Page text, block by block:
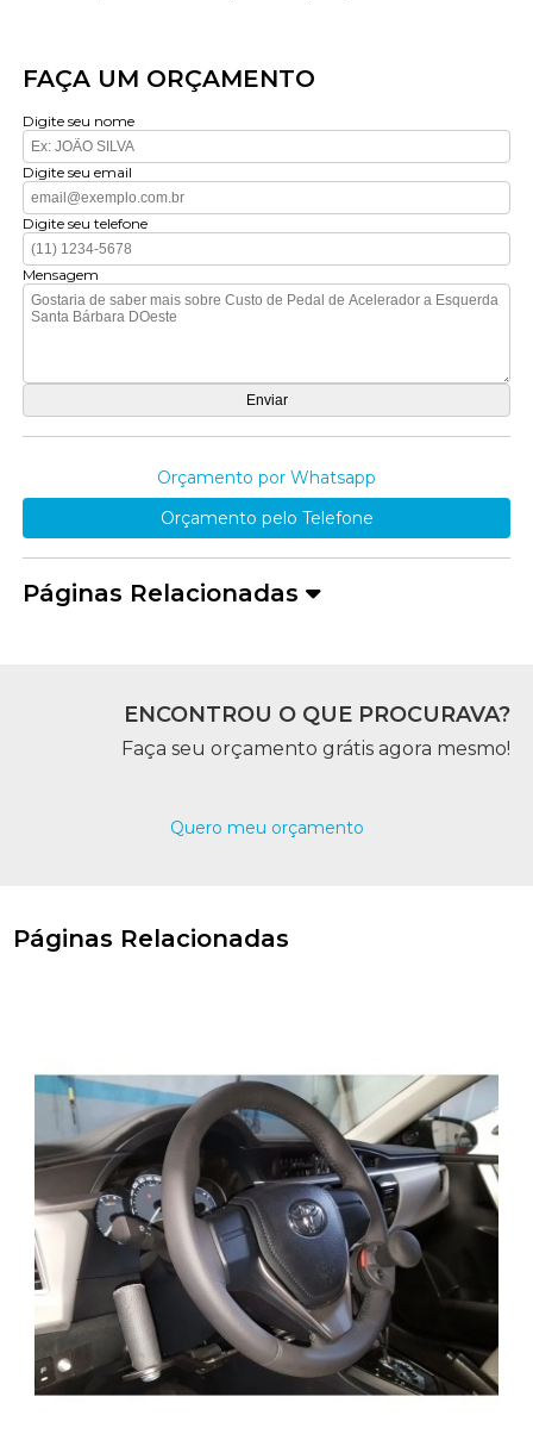
FAÇA UM ORÇAMENTO
Digite seu nome
Digite seu email
Digite seu telefone
Mensagem
Orçamento por Whatsapp
Orçamento pelo Telefone
Páginas Relacionadas
ENCONTROU O QUE PROCURAVA?
Faça seu orçamento grátis agora mesmo!
Quero meu orçamento
Páginas Relacionadas